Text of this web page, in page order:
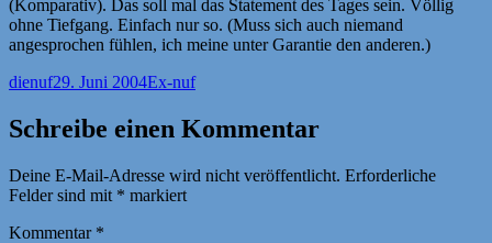
(Komparativ). Das soll mal das Statement des Tages sein. Völlig
ohne Tiefgang. Einfach nur so. (Muss sich auch niemand
angesprochen fühlen, ich meine unter Garantie den anderen.)
Autor
dienufVeröffentlicht
29. Juni 2004Kategorien
Ex-nuf
Schreibe einen Kommentar
Deine E-Mail-Adresse wird nicht veröffentlicht. Erforderliche
Felder sind mit * markiert
Kommentar *